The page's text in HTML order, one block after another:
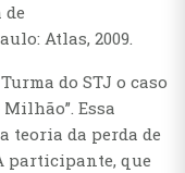
de
Atlas, 2009.
do STJ o caso
Essa
teoria da perda de
participante, que